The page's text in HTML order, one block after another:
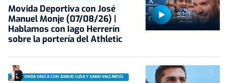
52:11
Movida Deportiva con José
Manuel Monje (07/08/26) |
Hablamos con Iago Herrerín
sobre la portería del Athletic
ONDA VASCA CON JUANJO LUSA Y SAMU VALCÁRCEL